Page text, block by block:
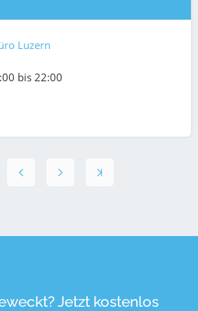
Luzern
bis 22:00
Jetzt kostenlos